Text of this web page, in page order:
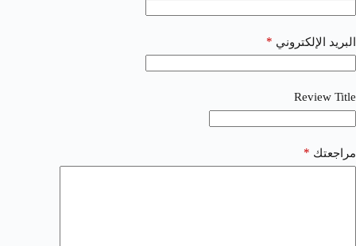
البريد الإلكتروني *
Review Title
مراجعتك *